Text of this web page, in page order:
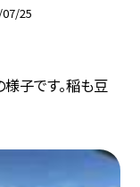
25
様子です。稲も豆